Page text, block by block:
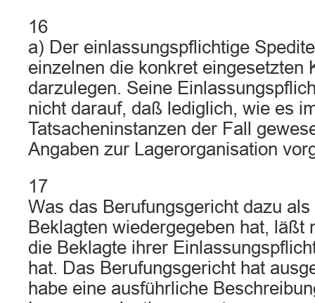
16
a) Der einlassungspflichtige
einzelnen die konkret eingesetzten
darzulegen. Seine
nicht darauf, daß lediglich, wie es
Tatsacheninstanzen der Fall
Angaben zur Lagerorganisation
17
Was das Berufungsgericht dazu
Beklagten wiedergegeben hat, läßt
die Beklagte ihrer
hat. Das Berufungsgericht hat
habe eine ausführliche